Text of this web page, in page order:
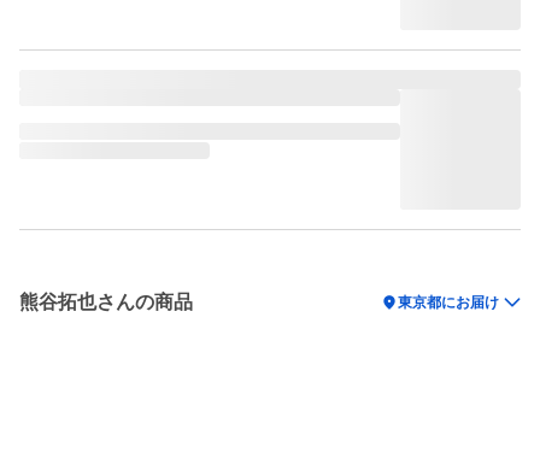
熊谷拓也さんの商品 location_on東京都にお届け